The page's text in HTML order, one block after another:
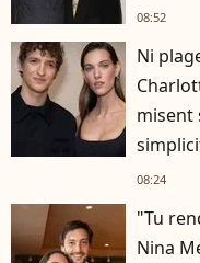
08:52
Ni
misent
08:24
"Tu
Nina